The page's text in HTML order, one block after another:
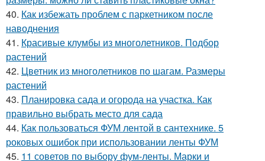
40. Как избежать проблем с паркетником после
наводнения
41. Красивые клумбы из многолетников. Подбор
растений
42. Цветник из многолетников по шагам. Размеры
растений
43. Планировка сада и огорода на участка. Как
правильно выбрать место для сада
44. Как пользоваться ФУМ лентой в сантехнике. 5
роковых ошибок при использовании ленты ФУМ
45. 11 советов по выбору фум-ленты. Марки и